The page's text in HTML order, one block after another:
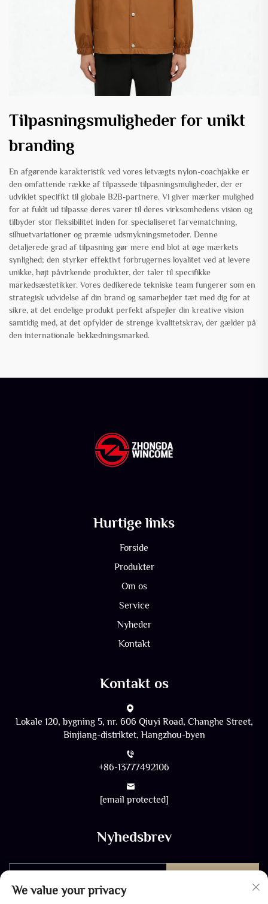
Tilpasningsmuligheder for unikt
branding
En afgørende karakteristik ved vores letvægts nylon-coachjakke er
den omfattende række af tilpassede tilpasningsmuligheder, der er
udviklet specifikt til globale B2B-partnere. Vi giver mærker mulighed
for at fuldt ud tilpasse deres varer til deres virksomhedens vision og
tilbyder stor fleksibilitet inden for specialiseret farvematchning,
silhuetvariationer og præmie udsmykningsmetoder. Denne
detaljerede grad af tilpasning gør mere end blot at øge mærkets
synlighed; den styrker effektivt forbrugernes loyalitet ved at levere
unikke, højt påvirkende produkter, der taler til specifikke
markedsæstetikker. Vores dedikerede tekniske team fungerer som en
strategisk udvidelse af din brand og samarbejder tæt med dig for at
sikre, at det endelige produkt perfekt afspejler din kreative vision
samtidig med, at det opfylder de strenge kvalitetskrav, der gælder på
den internationale beklædningsmarked.
Hurtige links
Forside
Produkter
Om os
Service
Nyheder
Kontakt
Kontakt os
Lokale 120, bygning 5, nr. 606 Qiuyi Road, Changhe Street,
Binjiang-distriktet, Hangzhou-byen
+86-13777492106
[email protected]
Nyhedsbrev
We value your privacy